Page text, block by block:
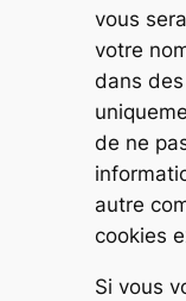
vous
votre
dans des
de ne
autre
cookies
Si vous